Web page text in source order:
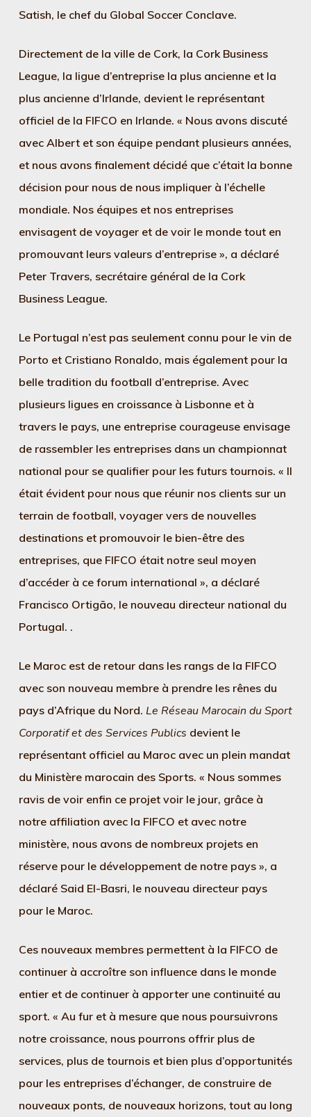
Satish, le chef du Global Soccer Conclave.
Directement de la ville de Cork, la Cork Business
League, la ligue d’entreprise la plus ancienne et la
plus ancienne d’Irlande, devient le représentant
officiel de la FIFCO en Irlande. « Nous avons discuté
avec Albert et son équipe pendant plusieurs années,
et nous avons finalement décidé que c’était la bonne
décision pour nous de nous impliquer à l’échelle
mondiale. Nos équipes et nos entreprises
envisagent de voyager et de voir le monde tout en
promouvant leurs valeurs d’entreprise », a déclaré
Peter Travers, secrétaire général de la Cork
Business League.
Le Portugal n’est pas seulement connu pour le vin de
Porto et Cristiano Ronaldo, mais également pour la
belle tradition du football d’entreprise. Avec
plusieurs ligues en croissance à Lisbonne et à
travers le pays, une entreprise courageuse envisage
de rassembler les entreprises dans un championnat
national pour se qualifier pour les futurs tournois. « Il
était évident pour nous que réunir nos clients sur un
terrain de football, voyager vers de nouvelles
destinations et promouvoir le bien-être des
entreprises, que FIFCO était notre seul moyen
d’accéder à ce forum international », a déclaré
Francisco Ortigão, le nouveau directeur national du
Portugal. .
Le Maroc est de retour dans les rangs de la FIFCO
avec son nouveau membre à prendre les rênes du
pays d’Afrique du Nord. Le Réseau Marocain du Sport
Corporatif et des Services Publics devient le
représentant officiel au Maroc avec un plein mandat
du Ministère marocain des Sports. « Nous sommes
ravis de voir enfin ce projet voir le jour, grâce à
notre affiliation avec la FIFCO et avec notre
ministère, nous avons de nombreux projets en
réserve pour le développement de notre pays », a
déclaré Said El-Basri, le nouveau directeur pays
pour le Maroc.
Ces nouveaux membres permettent à la FIFCO de
continuer à accroître son influence dans le monde
entier et de continuer à apporter une continuité au
sport. « Au fur et à mesure que nous poursuivrons
notre croissance, nous pourrons offrir plus de
services, plus de tournois et bien plus d’opportunités
pour les entreprises d’échanger, de construire de
nouveaux ponts, de nouveaux horizons, tout au long